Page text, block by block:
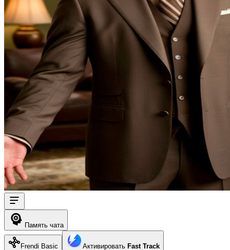
Память чата
Frendi Basic Активировать Fast Track